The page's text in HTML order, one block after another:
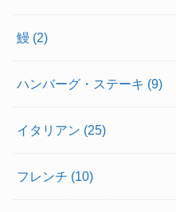
鰻 (2)
ハンバーグ・ステーキ (9)
イタリアン (25)
フレンチ (10)